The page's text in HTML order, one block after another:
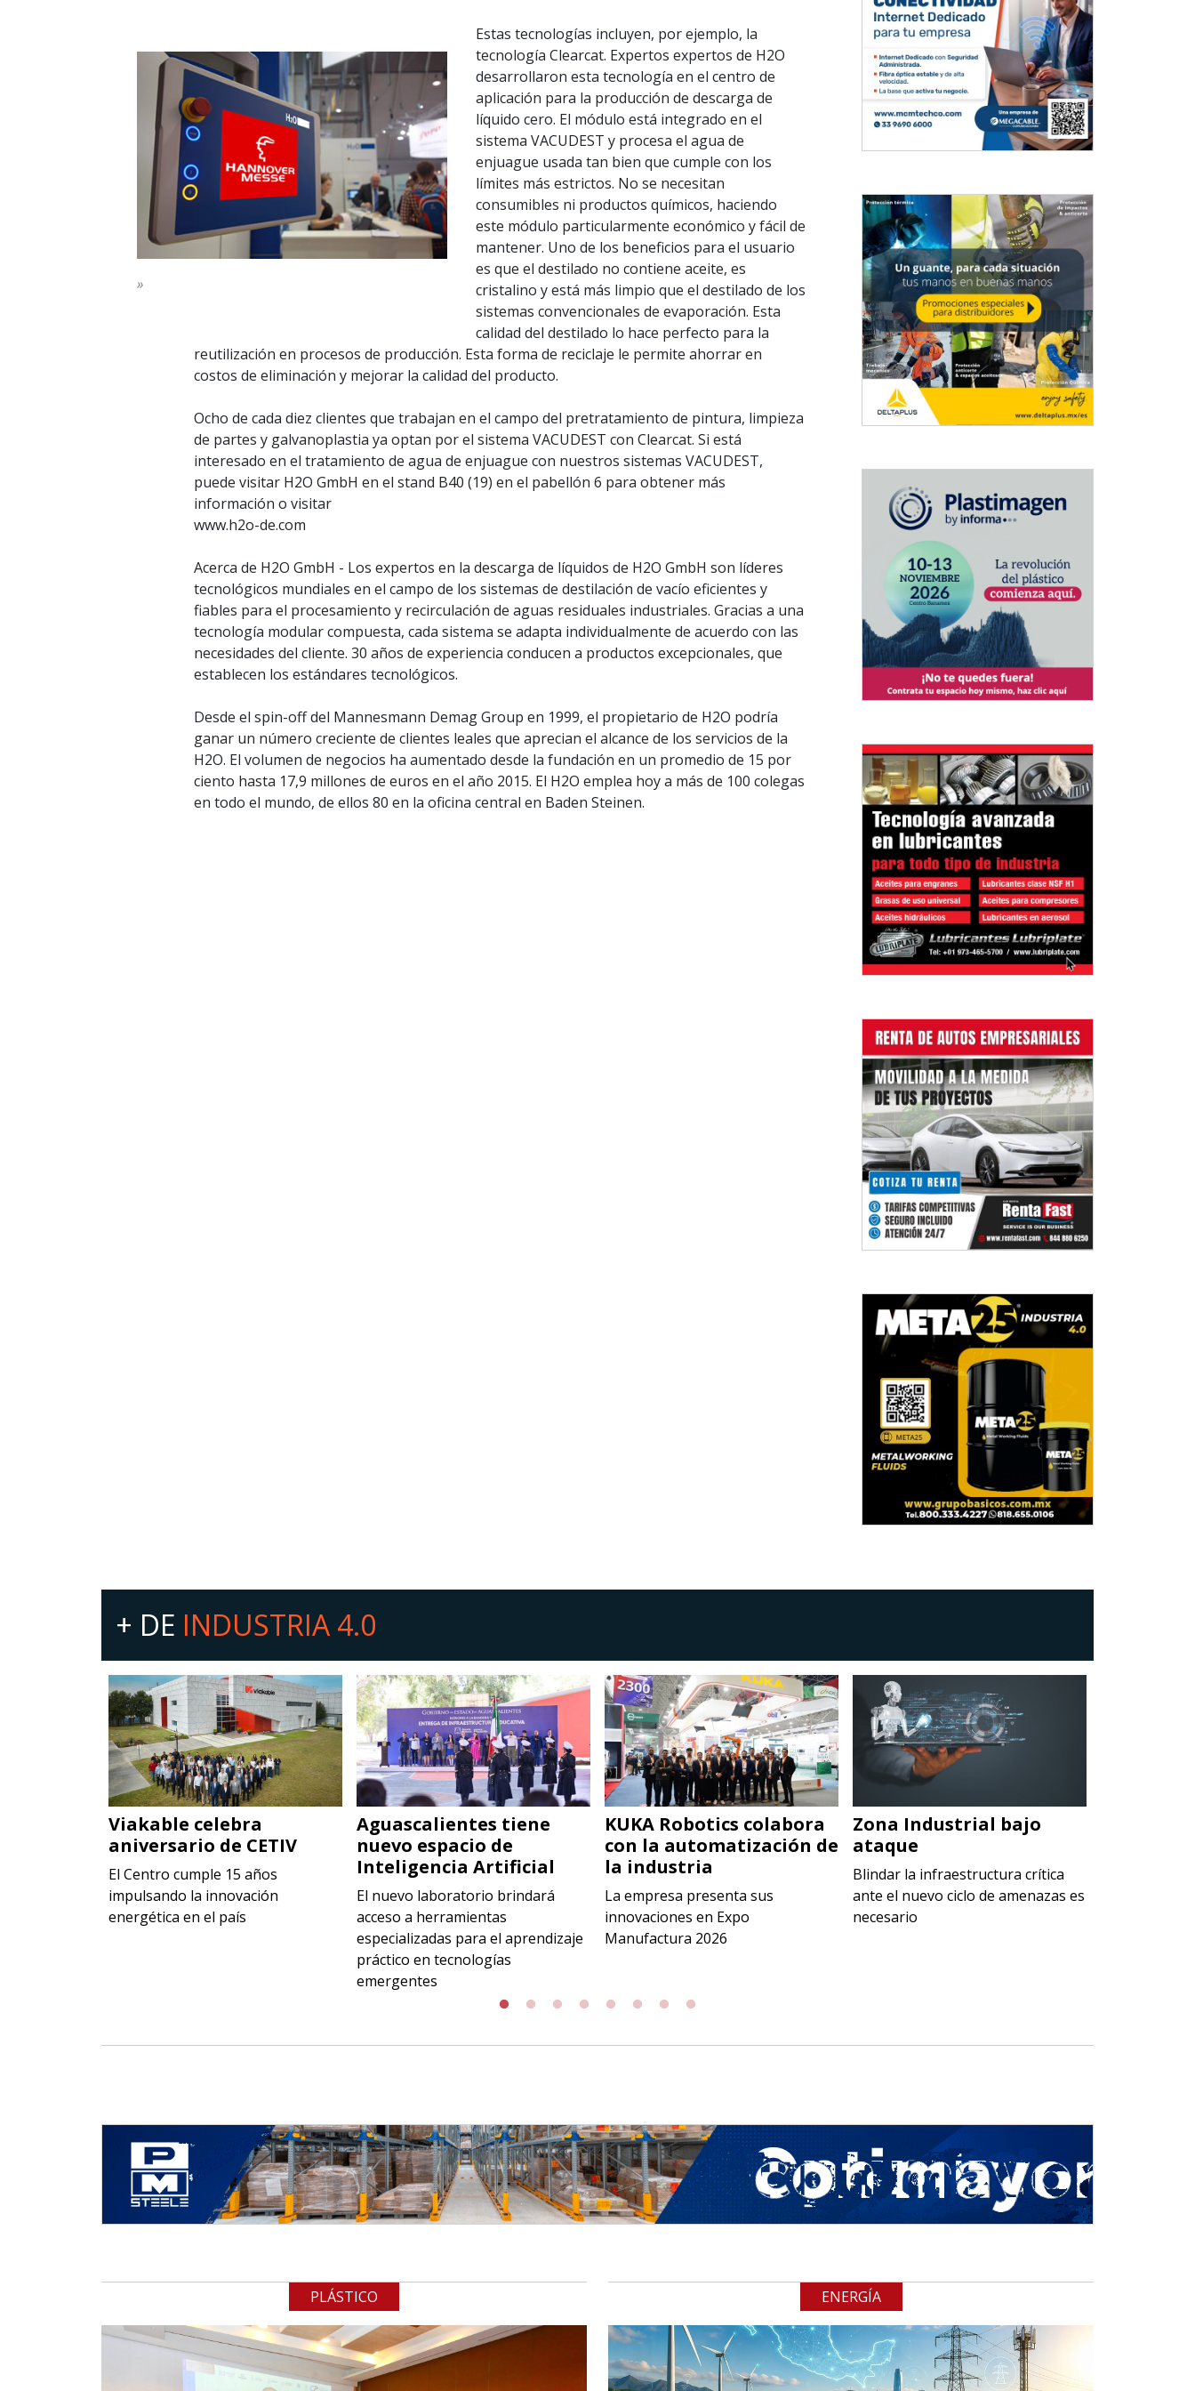
»
Estas tecnologías incluyen, por ejemplo, la
tecnología Clearcat. Expertos expertos de H2O
desarrollaron esta tecnología en el centro de
aplicación para la producción de descarga de
líquido cero. El módulo está integrado en el
sistema VACUDEST y procesa el agua de
enjuague usada tan bien que cumple con los
límites más estrictos. No se necesitan
consumibles ni productos químicos, haciendo
este módulo particularmente económico y fácil de
mantener. Uno de los beneficios para el usuario
es que el destilado no contiene aceite, es
cristalino y está más limpio que el destilado de los
sistemas convencionales de evaporación. Esta
calidad del destilado lo hace perfecto para la
reutilización en procesos de producción. Esta forma de reciclaje le permite ahorrar en
costos de eliminación y mejorar la calidad del producto.
Ocho de cada diez clientes que trabajan en el campo del pretratamiento de pintura, limpieza
de partes y galvanoplastia ya optan por el sistema VACUDEST con Clearcat. Si está
interesado en el tratamiento de agua de enjuague con nuestros sistemas VACUDEST,
puede visitar H2O GmbH en el stand B40 (19) en el pabellón 6 para obtener más
información o visitar
www.h2o-de.com
Acerca de H2O GmbH - Los expertos en la descarga de líquidos de H2O GmbH son líderes
tecnológicos mundiales en el campo de los sistemas de destilación de vacío eficientes y
fiables para el procesamiento y recirculación de aguas residuales industriales. Gracias a una
tecnología modular compuesta, cada sistema se adapta individualmente de acuerdo con las
necesidades del cliente. 30 años de experiencia conducen a productos excepcionales, que
establecen los estándares tecnológicos.
Desde el spin-off del Mannesmann Demag Group en 1999, el propietario de H2O podría
ganar un número creciente de clientes leales que aprecian el alcance de los servicios de la
H2O. El volumen de negocios ha aumentado desde la fundación en un promedio de 15 por
ciento hasta 17,9 millones de euros en el año 2015. El H2O emplea hoy a más de 100 colegas
en todo el mundo, de ellos 80 en la oficina central en Baden Steinen.
+ DE INDUSTRIA 4.0
Viakable celebra
aniversario de CETIV
El Centro cumple 15 años
impulsando la innovación
energética en el país
Aguascalientes tiene
nuevo espacio de
Inteligencia Artificial
El nuevo laboratorio brindará
acceso a herramientas
especializadas para el aprendizaje
práctico en tecnologías
emergentes
KUKA Robotics colabora
con la automatización de
la industria
La empresa presenta sus
innovaciones en Expo
Manufactura 2026
Zona Industrial bajo
ataque
Blindar la infraestructura crítica
ante el nuevo ciclo de amenazas es
necesario
PLÁSTICO ENERGÍA